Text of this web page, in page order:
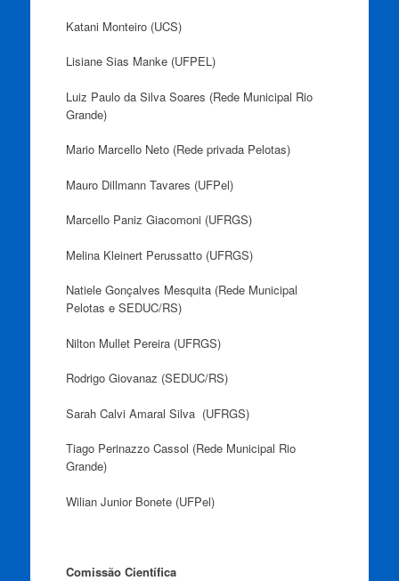
Katani Monteiro (UCS)
Lisiane Sias Manke (UFPEL)
Luiz Paulo da Silva Soares (Rede Municipal Rio
Grande)
Mario Marcello Neto (Rede privada Pelotas)
Mauro Dillmann Tavares (UFPel)
Marcello Paniz Giacomoni (UFRGS)
Melina Kleinert Perussatto (UFRGS)
Natiele Gonçalves Mesquita (Rede Municipal
Pelotas e SEDUC/RS)
Nilton Mullet Pereira (UFRGS)
Rodrigo Giovanaz (SEDUC/RS)
Sarah Calvi Amaral Silva (UFRGS)
Tiago Perinazzo Cassol (Rede Municipal Rio
Grande)
Wilian Junior Bonete (UFPel)
Comissão Científica